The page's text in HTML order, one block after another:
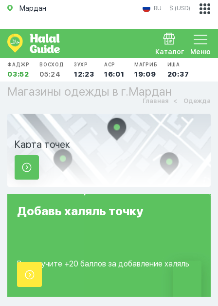
Мардан RU $ (USD)
Меню
Каталог
ФАДЖР
03:52
ВОСХОД
05:24
ЗУХР
12:23
АСР
16:01
МАГРИБ
19:09
ИША
20:37
Магазины одежды в г.Мардан
Главная Одежда
Карта точек
Добавь халяль точку
Вы получите +20 баллов за добавление халяль
точки.